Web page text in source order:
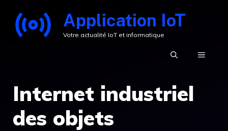
contenu
Application IoT
Votre actualité IoT et informatique
MENU
Internet industriel
des objets